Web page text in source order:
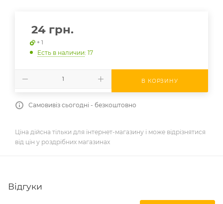
24 грн.
+ 1
Есть в наличии: 17
В КОРЗИНУ
Самовивіз сьогодні - безкоштовно
Ціна дійсна тільки для інтернет-магазину і може відрізнятися
від цін у роздрібних магазинах
Відгуки